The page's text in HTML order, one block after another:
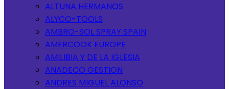
ALTUNA HERMANOS
ALYCO-TOOLS
AMBRO-SOL SPRAY SPAIN
AMERCOOK EUROPE
AMILIBIA Y DE LA IGLESIA
ANADECO GESTION
ANDRES MIGUEL ALONSO